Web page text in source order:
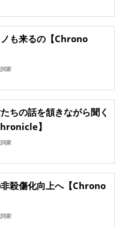
も来るの【Chrono
家
ちの話を頷きながら聞く
】
家
殺傷化向上へ【Chrono
家